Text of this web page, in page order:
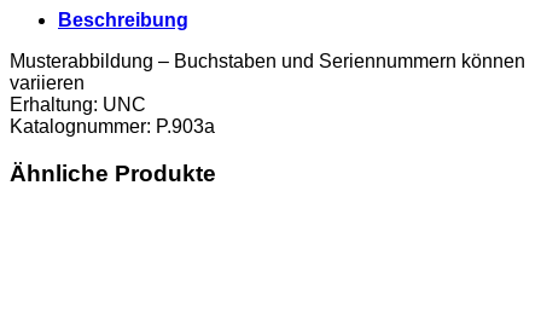
Beschreibung
Musterabbildung – Buchstaben und Seriennummern können
variieren
Erhaltung: UNC
Katalognummer: P.903a
Ähnliche Produkte